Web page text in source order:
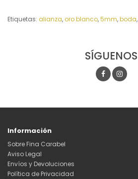
Etiquetas: alianza, oro blanco,5mm,boda,
SÍGUENOS
Información
Sobre Fina Carabel
Aviso Legal
Envíos y Devoluciones
Política de Privacidad